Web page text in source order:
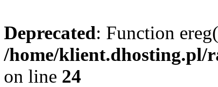
Deprecated: Function
/home/klient.dhosting.pl/
on line 24